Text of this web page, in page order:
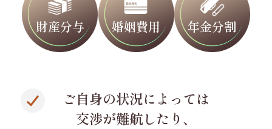
財産分与 婚姻費用 年金分割
ご自身の状況によっては
交渉が難航したり、